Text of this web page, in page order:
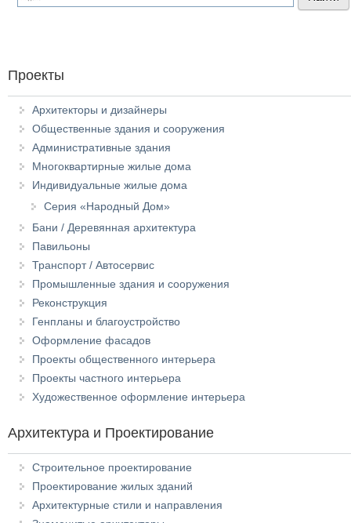
Проекты
Архитекторы и дизайнеры
Общественные здания и сооружения
Административные здания
Многоквартирные жилые дома
Индивидуальные жилые дома
Серия «Народный Дом»
Бани / Деревянная архитектура
Павильоны
Транспорт / Автосервис
Промышленные здания и сооружения
Реконструкция
Генпланы и благоустройство
Оформление фасадов
Проекты общественного интерьера
Проекты частного интерьера
Художественное оформление интерьера
Архитектура и Проектирование
Строительное проектирование
Проектирование жилых зданий
Архитектурные стили и направления